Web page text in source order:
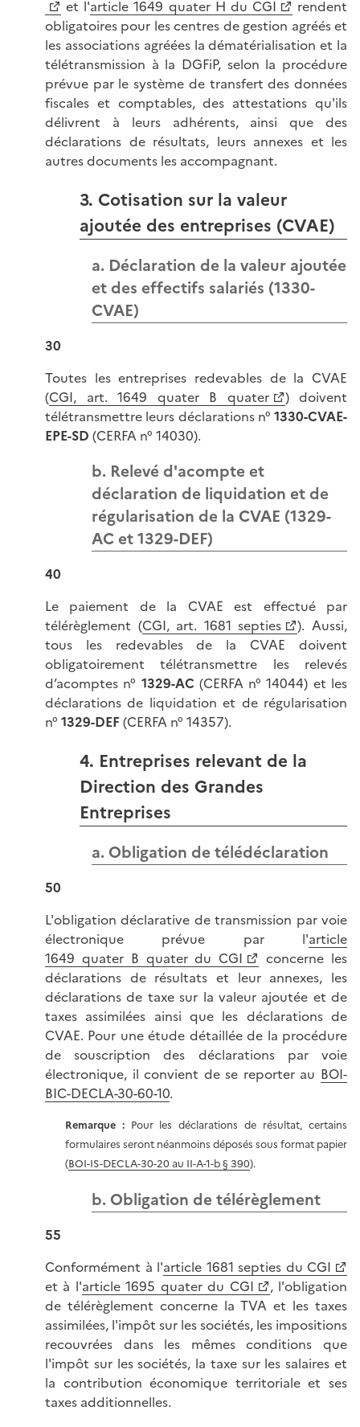
et l'article 1649 quater H du CGI
rendent
obligatoires pour les centres de gestion agréés et
les associations agréées la dématérialisation et la
télétransmission à la DGFiP, selon la procédure
prévue par le système de transfert des données
fiscales et comptables, des attestations qu'ils
délivrent à leurs adhérents, ainsi que des
déclarations de résultats, leurs annexes et les
autres documents les accompagnant.
3. Cotisation sur la valeur
ajoutée des entreprises (CVAE)
a. Déclaration de la valeur ajoutée
et des effectifs salariés (1330-
CVAE)
30
Toutes les entreprises redevables de la CVAE
(CGI, art. 1649 quater B quater
) doivent
télétransmettre leurs déclarations n° 1330-CVAE-
EPE-SD (CERFA n° 14030).
b. Relevé d'acompte et
déclaration de liquidation et de
régularisation de la CVAE (1329-
AC et 1329-DEF)
40
Le paiement de la CVAE est effectué par
télérèglement (CGI, art. 1681 septies
). Aussi,
tous les redevables de la CVAE doivent
obligatoirement télétransmettre les relevés
d’acomptes n° 1329-AC (CERFA n° 14044) et les
déclarations de liquidation et de régularisation
n° 1329-DEF(CERFA n° 14357).
4. Entreprises relevant de la
Direction des Grandes
Entreprises
a. Obligation de télédéclaration
50
L'obligation déclarative de transmission par voie
électronique prévue par l'article
1649 quater B quater du CGI
concerne les
déclarations de résultats et leur annexes, les
déclarations de taxe sur la valeur ajoutée et de
taxes assimilées ainsi que les déclarations de
CVAE. Pour une étude détaillée de la procédure
de souscription des déclarations par voie
électronique, il convient de se reporter au BOI-
BIC-DECLA-30-60-10.
Remarque :Pour les déclarations de résultat, certains
formulaires seront néanmoins déposés sous format papier
(BOI-IS-DECLA-30-20 au II-A-1-b § 390).
b. Obligation de télérèglement
55
Conformément à l'article 1681 septies du CGI
et à l'article 1695 quater du CGI
, l'obligation
de télérèglement concerne la TVA et les taxes
assimilées, l'impôt sur les sociétés, les impositions
recouvrées dans les mêmes conditions que
l'impôt sur les sociétés, la taxe sur les salaires et
la contribution économique territoriale et ses
taxes additionnelles.